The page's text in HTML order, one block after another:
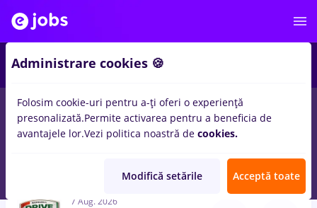
Salarii IT / Telecom Medicină / Sănătate
Transport / Distributie
7 Aug. 2026
Administrare cookies 🍪
Folosim cookie-uri pentru a-ți oferi o experiență
presonalizată.Permite activarea pentru a beneficia de
avantajele lor.Vezi politica noastră de cookies.
Modifică setările Acceptă toate